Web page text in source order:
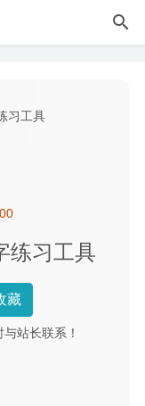
练习工具
藏
站长联系！
具
件夹比较与合并的
版-世界上最高级
切换工具
2021-05-